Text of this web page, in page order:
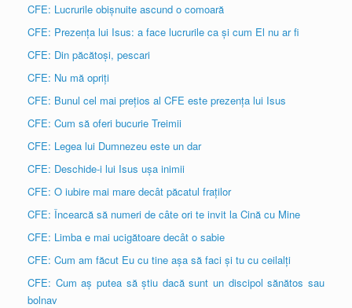
CFE: Lucrurile obișnuite ascund o comoară
CFE: Prezența lui Isus: a face lucrurile ca și cum El nu ar fi
CFE: Din păcătoși, pescari
CFE: Nu mă opriți
CFE: Bunul cel mai prețios al CFE este prezența lui Isus
CFE: Cum să oferi bucurie Treimii
CFE: Legea lui Dumnezeu este un dar
CFE: Deschide-i lui Isus ușa inimii
CFE: O iubire mai mare decât păcatul fraților
CFE: Încearcă să numeri de câte ori te invit la Cină cu Mine
CFE: Limba e mai ucigătoare decât o sabie
CFE: Cum am făcut Eu cu tine așa să faci și tu cu ceilalți
CFE: Cum aș putea să știu dacă sunt un discipol sănătos sau
bolnav